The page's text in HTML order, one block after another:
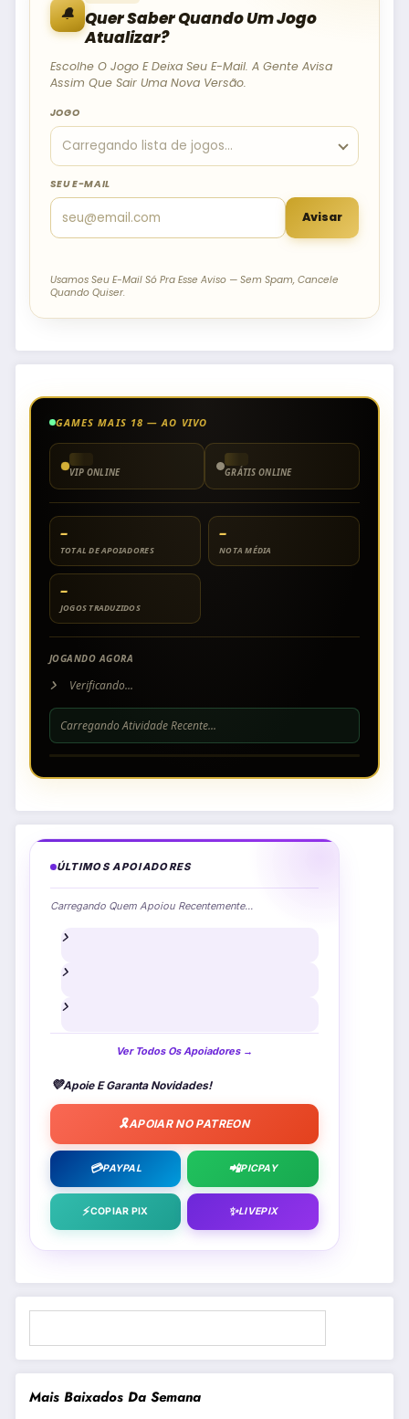
🔔 Quer Saber Quando Um Jogo
Atualizar?
Escolhe O Jogo E Deixa Seu E-Mail. A Gente Avisa
Assim Que Sair Uma Nova Versão.
JOGO
SEU E-MAIL
Avisar
Usamos Seu E-Mail Só Pra Esse Aviso — Sem Spam, Cancele
Quando Quiser.
GAMES MAIS 18 — AO VIVO
VIP ONLINE GRÁTIS ONLINE
–
TOTAL DE APOIADORES
–
NOTA MÉDIA
–
JOGOS TRADUZIDOS
JOGANDO AGORA
Verificando...
Carregando Atividade Recente...
ÚLTIMOS APOIADORES
Carregando Quem Apoiou Recentemente...
Ver Todos Os Apoiadores →
💜Apoie E Garanta Novidades!
🎗️APOIAR NO PATREON
💳PAYPAL 📲PICPAY
⚡COPIAR PIX ✨LIVEPIX
Mais Baixados Da Semana